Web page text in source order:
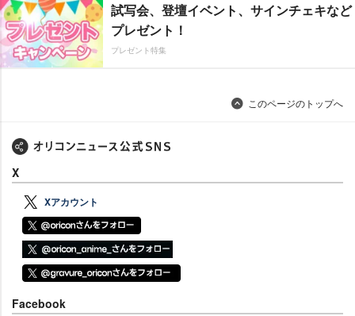
試写会、登壇イベント、サインチェキなど
プレゼント！
プレゼント特集
このページのトップへ
X
Xアカウント
Facebook